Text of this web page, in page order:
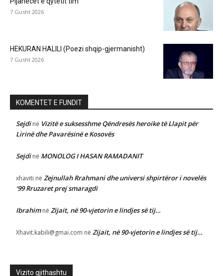
7 Gusht 2026
HEKURAN HALILI (Poezi shqip-gjermanisht)
7 Gusht 2026
KOMENTET E FUNDIT
Sejdinë Vizitë e suksesshme Qëndresës heroike të Llapit për
Lirinë dhe Pavarësinë e Kosovës
Sejdinë MONOLOG I HASAN RAMADANIT
xhaviti në Zejnullah Rrahmani dhe universi shpirtëror i novelës
‘99 Rruzaret prej smaragdi
Ibrahimnë Zijait, në 90-vjetorin e lindjes së tij…
Xhavit.kabili@gmai.com në Zijait, në 90-vjetorin e lindjes së tij…
Vizito gjithashtu